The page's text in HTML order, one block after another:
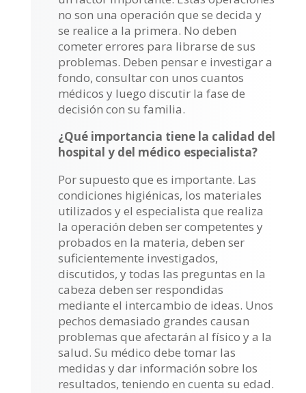
no son una operación que se decida y
se realice a la primera. No deben
cometer errores para librarse de sus
problemas. Deben pensar e investigar a
fondo, consultar con unos cuantos
médicos y luego discutir la fase de
decisión con su familia.
¿Qué importancia tiene la calidad del
hospital y del médico especialista?
Por supuesto que es importante. Las
condiciones higiénicas, los materiales
utilizados y el especialista que realiza
la operación deben ser competentes y
probados en la materia, deben ser
suficientemente investigados,
discutidos, y todas las preguntas en la
cabeza deben ser respondidas
mediante el intercambio de ideas. Unos
pechos demasiado grandes causan
problemas que afectarán al físico y a la
salud. Su médico debe tomar las
medidas y dar información sobre los
resultados, teniendo en cuenta su edad.